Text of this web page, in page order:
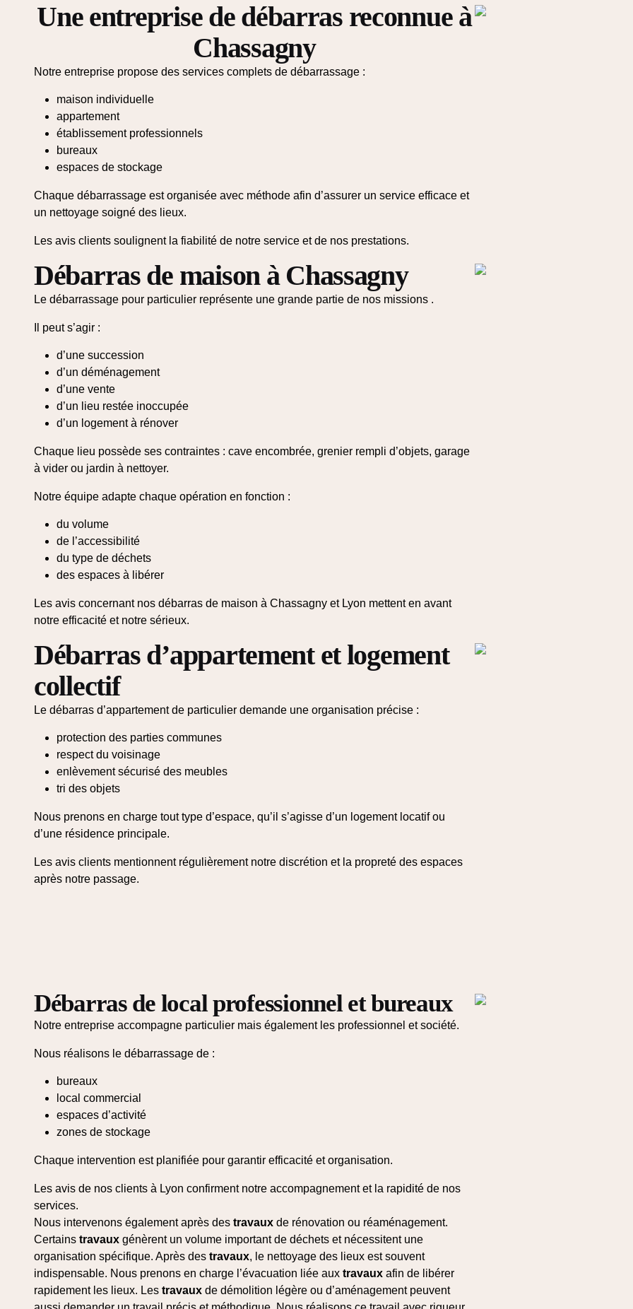
Une entreprise de débarras reconnue à
Chassagny
Notre entreprise propose des services complets de débarrassage :
maison individuelle
appartement
établissement professionnels
bureaux
espaces de stockage
Chaque débarrassage est organisée avec méthode afin d’assurer un service efficace et
un nettoyage soigné des lieux.
Les avis clients soulignent la fiabilité de notre service et de nos prestations.
Débarras de maison à Chassagny
Le débarrassage pour particulier représente une grande partie de nos missions .
Il peut s’agir :
d’une succession
d’un déménagement
d’une vente
d’un lieu restée inoccupée
d’un logement à rénover
Chaque lieu possède ses contraintes : cave encombrée, grenier rempli d’objets, garage
à vider ou jardin à nettoyer.
Notre équipe adapte chaque opération en fonction :
du volume
de l’accessibilité
du type de déchets
des espaces à libérer
Les avis concernant nos débarras de maison à Chassagny et Lyon mettent en avant
notre efficacité et notre sérieux.
Débarras d’appartement et logement
collectif
Le débarras d’appartement de particulier demande une organisation précise :
protection des parties communes
respect du voisinage
enlèvement sécurisé des meubles
tri des objets
Nous prenons en charge tout type d’espace, qu’il s’agisse d’un logement locatif ou
d’une résidence principale.
Les avis clients mentionnent régulièrement notre discrétion et la propreté des espaces
après notre passage.
Débarras de local professionnel et bureaux
Notre entreprise accompagne particulier mais également les professionnel et société.
Nous réalisons le débarrassage de :
bureaux
local commercial
espaces d’activité
zones de stockage
Chaque intervention est planifiée pour garantir efficacité et organisation.
Les avis de nos clients à Lyon confirment notre accompagnement et la rapidité de nos
services.
Nous intervenons également après des travaux de rénovation ou réaménagement.
Certains travaux génèrent un volume important de déchets et nécessitent une
organisation spécifique. Après des travaux, le nettoyage des lieux est souvent
indispensable. Nous prenons en charge l’évacuation liée aux travaux afin de libérer
rapidement les lieux. Les travaux de démolition légère ou d’aménagement peuvent